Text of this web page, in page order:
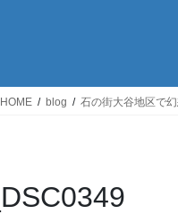
HOME blog 石の街大谷地区で
_DSC0349